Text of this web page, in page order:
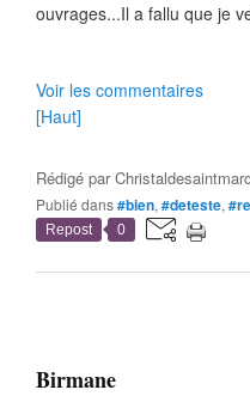
ouvrages...Il a fallu que je
Voir les commentaires
[Haut]
Rédigé parChristaldesaintmarc
Publié dans#bien, #deteste,
Repost 0
Birmane